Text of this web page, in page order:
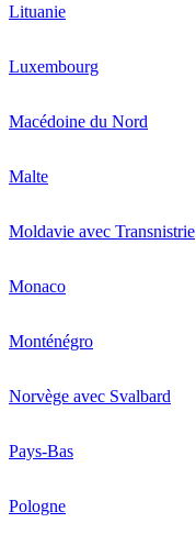
Lituanie
Luxembourg
Macédoine du Nord
Malte
Moldavie avec Transnistrie
Monaco
Monténégro
Norvège avec Svalbard
Pays-Bas
Pologne